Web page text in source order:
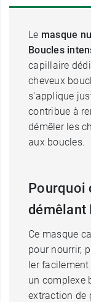
Le masque
Boucles
capillaire
cheveux
s'applique
contribue à
démêler les
aux boucles.
Pourquoi
démêlant
Ce masque
pour nourrir,
ler
un complexe
extraction de